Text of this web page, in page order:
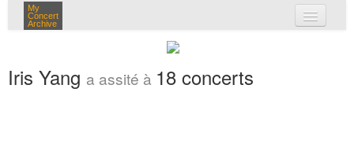
My
Concert
Archive
mes concerts
connexion
Iris Yang a assité à 18 concerts